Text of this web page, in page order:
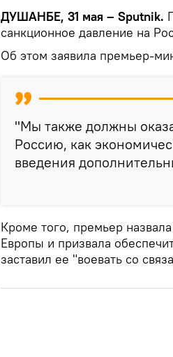
ДУШАНБЕ, 31 мая – Sputnik.
санкционное давление на
Об этом заявила премьер-
"Мы также должны
Россию, как
введения
Кроме того, премьер
Европы и призвала
заставил ее "воевать со